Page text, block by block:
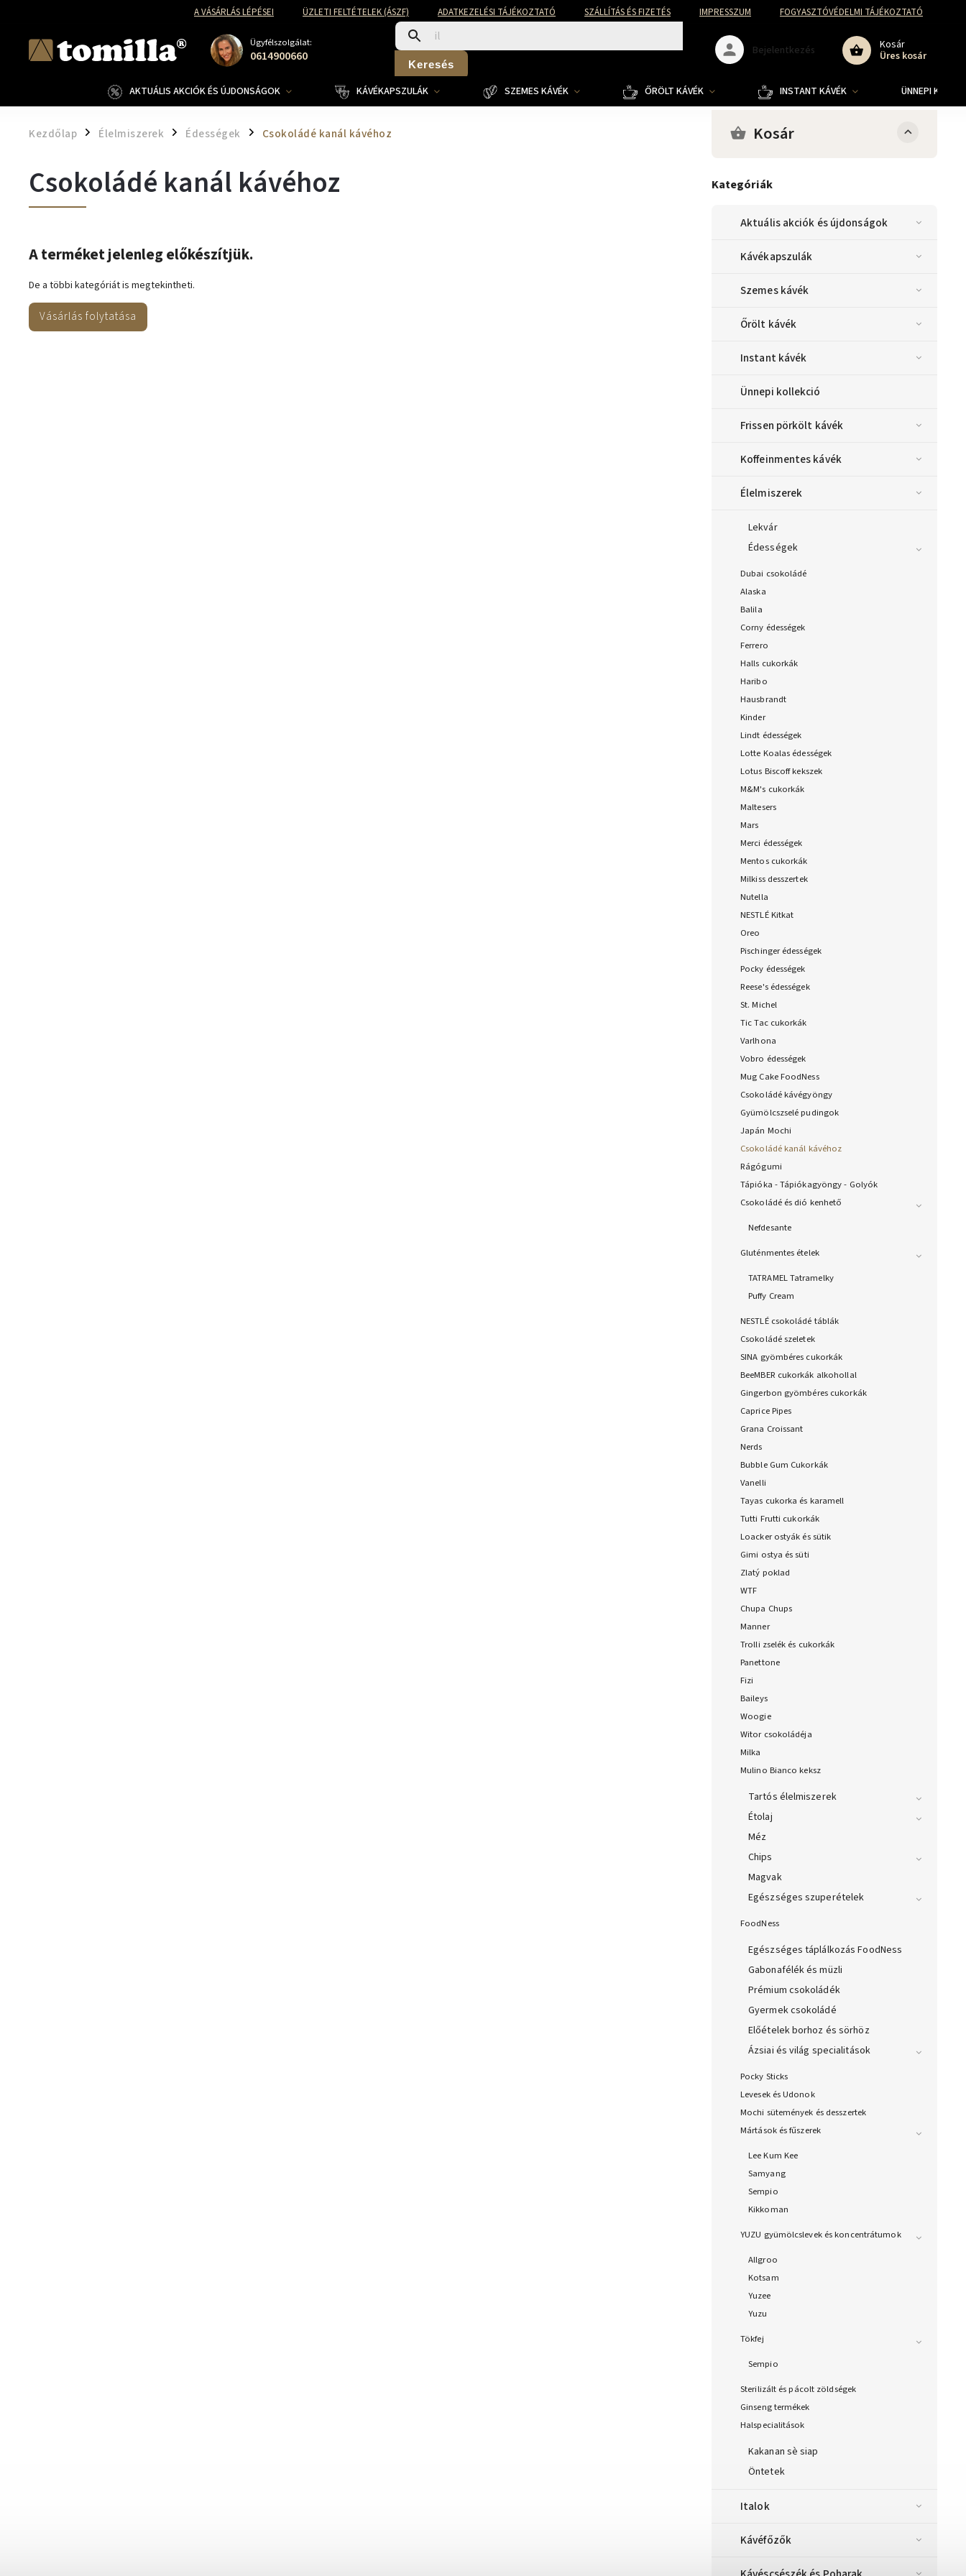
A VÁSÁRLÁS LÉPÉSEI ÜZLETI FELTÉTELEK (ÁSZF) ADATKEZELÉSI TÁJÉKOZTATÓ SZÁLLÍTÁS ÉS FIZETÉS IMPRESSZUM FOGYASZTÓVÉDELMI TÁJÉKOZTATÓ
Ügyfélszolgálat:
0614900660 Keresés
Kosár
Üres kosár
Bejelentkezés
AKTUÁLIS AKCIÓK ÉS ÚJDONSÁGOK KÁVÉKAPSZULÁK SZEMES KÁVÉK ŐRÖLT KÁVÉK INSTANT KÁVÉK ÜNNEPI
Kezdőlap / Élelmiszerek / Édességek / Csokoládé kanál kávéhoz Kosár
Kategóriák
Aktuális akciók és újdonságok
Kávékapszulák
Szemes kávék
Őrölt kávék
Instant kávék
Ünnepi kollekció
Frissen pörkölt kávék
Koffeinmentes kávék
Élelmiszerek
Lekvár
Édességek
Dubai csokoládé
Alaska
Balila
Corny édességek
Ferrero
Halls cukorkák
Haribo
Hausbrandt
Kinder
Lindt édességek
Lotte Koalas édességek
Lotus Biscoff kekszek
M&M's cukorkák
Maltesers
Mars
Merci édességek
Mentos cukorkák
Milkiss desszertek
Nutella
NESTLÉ Kitkat
Oreo
Pischinger édességek
Pocky édességek
Reese's édességek
St. Michel
Tic Tac cukorkák
Varlhona
Vobro édességek
Mug Cake FoodNess
Csokoládé kávégyöngy
Gyümölcszselé pudingok
Japán Mochi
Csokoládé kanál kávéhoz
Rágógumi
Tápióka - Tápiókagyöngy - Golyók
Csokoládé és dió kenhető
Nefdesante
Gluténmentes ételek
TATRAMEL Tatramelky
Puffy Cream
NESTLÉ csokoládé táblák
Csokoládé szeletek
SINA gyömbéres cukorkák
BeeMBER cukorkák alkohollal
Gingerbon gyömbéres cukorkák
Caprice Pipes
Grana Croissant
Nerds
Bubble Gum Cukorkák
Vanelli
Tayas cukorka és karamell
Tutti Frutti cukorkák
Loacker ostyák és sütik
Gimi ostya és süti
Zlatý poklad
WTF
Chupa Chups
Manner
Trolli zselék és cukorkák
Panettone
Fizi
Baileys
Woogie
Witor csokoládéja
Milka
Mulino Bianco keksz
Tartós élelmiszerek
Étolaj
Méz
Chips
Magvak
Egészséges szuperételek
FoodNess
Egészséges táplálkozás FoodNess
Gabonafélék és müzli
Prémium csokoládék
Gyermek csokoládé
Előételek borhoz és sörhöz
Ázsiai és világ specialitások
Pocky Sticks
Levesek és Udonok
Mochi sütemények és desszertek
Mártások és fűszerek
Lee Kum Kee
Samyang
Sempio
Kikkoman
YUZU gyümölcslevek és koncentrátumok
Allgroo
Kotsam
Yuzee
Yuzu
Tökfej
Sempio
Sterilizált és pácolt zöldségek
Ginseng termékek
Halspecialitások
Kakanan sè siap
Öntetek
Italok
Kávéfőzők
Csokoládé kanál kávéhoz
A terméket jelenleg előkészítjük.
De a többi kategóriát is megtekintheti.
Vásárlás folytatása